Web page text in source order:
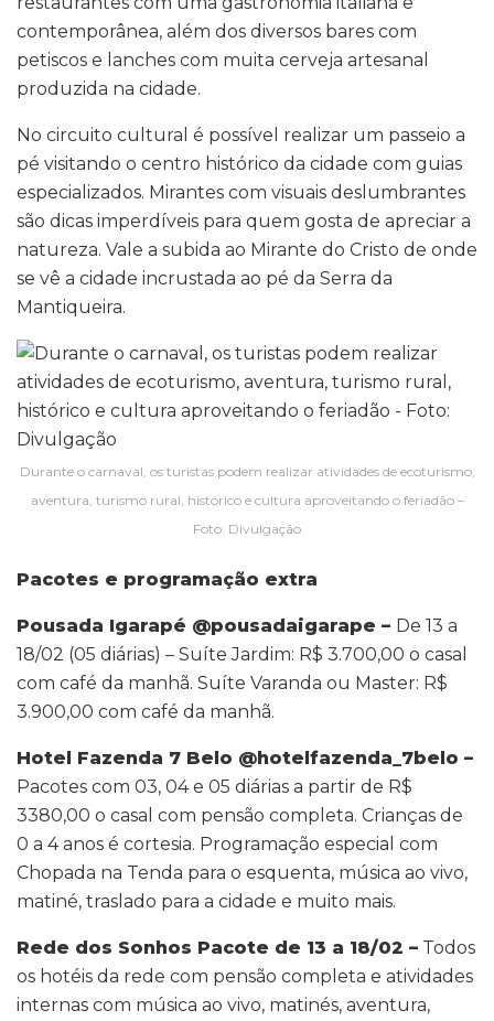
contemporânea, além dos diversos bares com
petiscos e lanches com muita cerveja artesanal
produzida na cidade.
No circuito cultural é possível realizar um passeio a
pé visitando o centro histórico da cidade com guias
especializados. Mirantes com visuais deslumbrantes
são dicas imperdíveis para quem gosta de apreciar a
natureza. Vale a subida ao Mirante do Cristo de onde
se vê a cidade incrustada ao pé da Serra da
Mantiqueira.
Durante o carnaval, os turistas podem realizar atividades de ecoturismo,
aventura, turismo rural, histórico e cultura aproveitando o feriadão –
Foto: Divulgação
Pacotes e programação extra
Pousada Igarapé @pousadaigarape – De 13 a
18/02 (05 diárias) – Suíte Jardim: R$ 3.700,00 o casal
com café da manhã. Suíte Varanda ou Master: R$
3.900,00 com café da manhã.
Hotel Fazenda 7 Belo @hotelfazenda_7belo –
Pacotes com 03, 04 e 05 diárias a partir de R$
3380,00 o casal com pensão completa. Crianças de
0 a 4 anos é cortesia. Programação especial com
Chopada na Tenda para o esquenta, música ao vivo,
matiné, traslado para a cidade e muito mais.
Rede dos Sonhos Pacote de 13 a 18/02 – Todos
os hotéis da rede com pensão completa e atividades
internas com música ao vivo, matinés, aventura,